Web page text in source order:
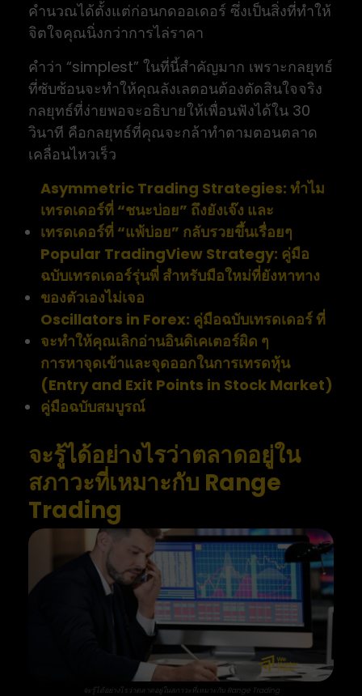
คำนวณได้ตั้งแต่ก่อนกดออเดอร์ ซึ่งเป็นสิ่งที่ทำให้
จิตใจคุณนิ่งกว่าการไล่ราคา
คำว่า “simplest” ในที่นี้สำคัญมาก เพราะกลยุทธ์
ที่ซับซ้อนจะทำให้คุณลังเลตอนต้องตัดสินใจจริง
กลยุทธ์ที่ง่ายพอจะอธิบายให้เพื่อนฟังได้ใน 30
วินาที คือกลยุทธ์ที่คุณจะกล้าทำตามตอนตลาด
เคลื่อนไหวเร็ว
Asymmetric Trading Strategies: ทำไม
เทรดเดอร์ที่ “ชนะบ่อย” ถึงยังเจ๊ง และ
เทรดเดอร์ที่ “แพ้บ่อย” กลับรวยขึ้นเรื่อยๆ
Popular TradingView Strategy: คู่มือ
ฉบับเทรดเดอร์รุ่นพี่ สำหรับมือใหม่ที่ยังหาทาง
ของตัวเองไม่เจอ
Oscillators in Forex: คู่มือฉบับเทรดเดอร์ ที่
จะทำให้คุณเลิกอ่านอินดิเคเตอร์ผิด ๆ
การหาจุดเข้าและจุดออกในการเทรดหุ้น
(Entry and Exit Points in Stock Market)
คู่มือฉบับสมบูรณ์
จะรู้ได้อย่างไรว่าตลาดอยู่ใน
สภาวะที่เหมาะกับ Range
Trading
จะรู้ได้อย่างไรว่าตลาดอยู่ในสภาวะที่เหมาะกับ Range Trading